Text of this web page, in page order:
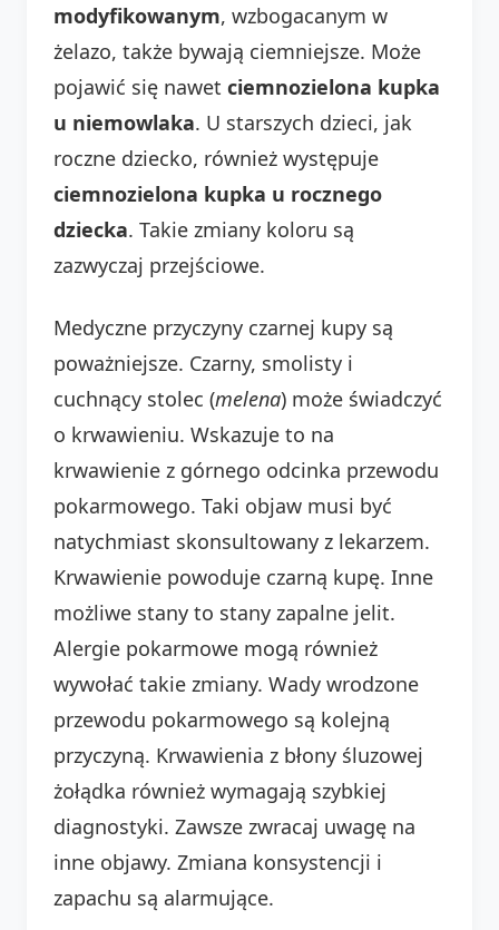
modyfikowanym, wzbogacanym w
żelazo, także bywają ciemniejsze. Może
pojawić się nawet ciemnozielona kupka
u niemowlaka. U starszych dzieci, jak
roczne dziecko, również występuje
ciemnozielona kupka u rocznego
dziecka. Takie zmiany koloru są
zazwyczaj przejściowe.
Medyczne przyczyny czarnej kupy są
poważniejsze. Czarny, smolisty i
cuchnący stolec (melena) może świadczyć
o krwawieniu. Wskazuje to na
krwawienie z górnego odcinka przewodu
pokarmowego. Taki objaw musi być
natychmiast skonsultowany z lekarzem.
Krwawienie powoduje czarną kupę. Inne
możliwe stany to stany zapalne jelit.
Alergie pokarmowe mogą również
wywołać takie zmiany. Wady wrodzone
przewodu pokarmowego są kolejną
przyczyną. Krwawienia z błony śluzowej
żołądka również wymagają szybkiej
diagnostyki. Zawsze zwracaj uwagę na
inne objawy. Zmiana konsystencji i
zapachu są alarmujące.